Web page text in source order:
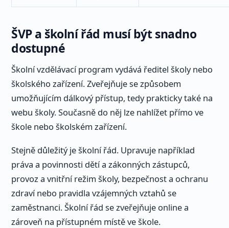
ŠVP a školní řád musí být snadno
dostupné
Školní vzdělávací program vydává ředitel školy nebo
školského zařízení. Zveřejňuje se způsobem
umožňujícím dálkový přístup, tedy prakticky také na
webu školy. Současně do něj lze nahlížet přímo ve
škole nebo školském zařízení.
Stejně důležitý je školní řád. Upravuje například
práva a povinnosti dětí a zákonných zástupců,
provoz a vnitřní režim školy, bezpečnost a ochranu
zdraví nebo pravidla vzájemných vztahů se
zaměstnanci. Školní řád se zveřejňuje online a
zároveň na přístupném místě ve škole.